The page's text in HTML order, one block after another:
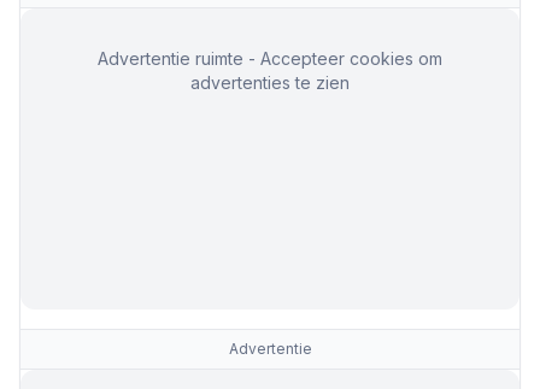
Advertentie ruimte - Accepteer cookies om
advertenties te zien
Advertentie